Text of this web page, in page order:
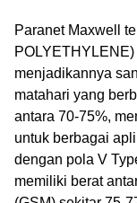
Paranet Maxwell
menjadikannya
matahari yang
antara 70-75%,
untuk berbagai
dengan pola V
memiliki berat